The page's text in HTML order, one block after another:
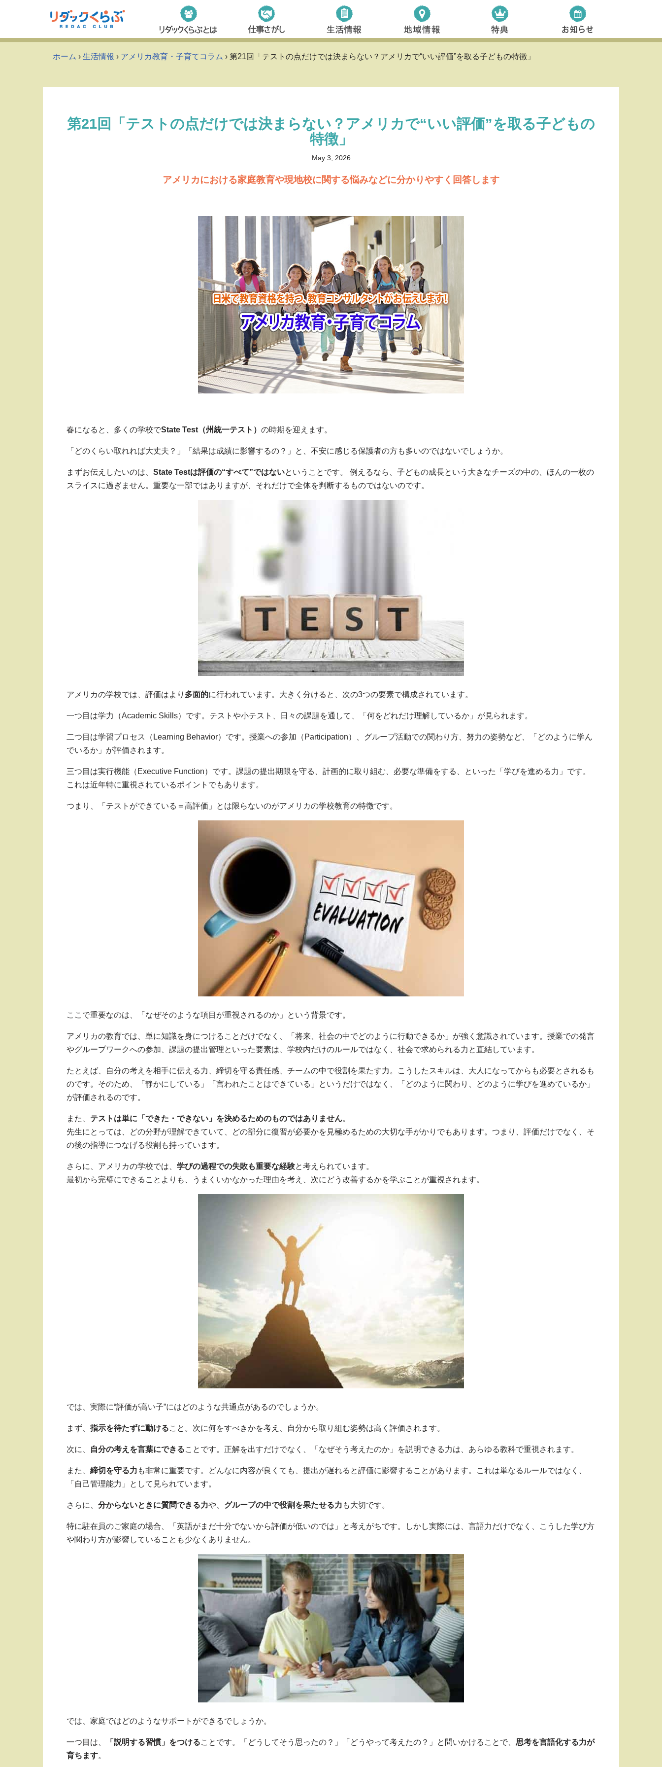
to
ホーム › 生活情報 › アメリカ教育・子育てコラム › 第21回「テストの点だけでは決まらない？アメリカで“いい評価”を取る子どもの特徴」
第21回「テストの点だけでは決まらない？アメリカで“いい評価”を取る子どもの
特徴」
May 3, 2026
アメリカにおける家庭教育や現地校に関する悩みなどに分かりやすく回答します
春になると、多くの学校でState Test （州統一テスト） の時期を迎えます。
「どのくらい取れれば大丈夫？」「結果は成績に影響するの？」と、不安に感じる保護者の方も多いのではないでしょうか。
まずお伝えしたいのは、 State Testは評価の“すべて”ではないということです。 例えるなら、子どもの成長という大きなチーズの中の、ほんの一枚の
スライスに過ぎません。重要な一部ではありますが、それだけで全体を判断するものではないのです。
アメリカの学校では、評価はより 多面的に行われています。大きく分けると、次の3つの要素で構成されています。
一つ目は学力（Academic Skills）です。テストや小テスト、日々の課題を通して、「何をどれだけ理解しているか」が見られます。
二つ目は学習プロセス（Learning Behavior）です。授業への参加（Participation）、グループ活動での関わり方、努力の姿勢など、「どのように学ん
でいるか」が評価されます。
三つ目は実行機能（Executive Function）です。課題の提出期限を守る、計画的に取り組む、必要な準備をする、といった「学びを進める力」です。
これは近年特に重視されているポイントでもあります。
つまり、「テストができている＝高評価」とは限らないのがアメリカの学校教育の特徴です。
ここで重要なのは、「なぜそのような項目が重視されるのか」という背景です。
アメリカの教育では、単に知識を身につけることだけでなく、「将来、社会の中でどのように行動できるか」が強く意識されています。授業での発言
やグループワークへの参加、課題の提出管理といった要素は、学校内だけのルールではなく、社会で求められる力と直結しています。
たとえば、自分の考えを相手に伝える力、締切を守る責任感、チームの中で役割を果たす力。こうしたスキルは、大人になってからも必要とされるも
のです。そのため、「静かにしている」「言われたことはできている」というだけではなく、「どのように関わり、どのように学びを進めているか」
が評価されるのです。
また、 テストは単に「できた・できない」を決めるためのものではありません。
先生にとっては、どの分野が理解できていて、どの部分に復習が必要かを見極めるための大切な手がかりでもあります。つまり、評価だけでなく、そ
の後の指導につなげる役割も持っています。
さらに、アメリカの学校では、 学びの過程での失敗も重要な経験と考えられています。
最初から完璧にできることよりも、うまくいかなかった理由を考え、次にどう改善するかを学ぶことが重視されます。
では、実際に“評価が高い子”にはどのような共通点があるのでしょうか。
まず、 指示を待たずに動けること。次に何をすべきかを考え、自分から取り組む姿勢は高く評価されます。
次に、 自分の考えを言葉にできることです。正解を出すだけでなく、「なぜそう考えたのか」を説明できる力は、あらゆる教科で重視されます。
また、 締切を守る力 も非常に重要です。どんなに内容が良くても、提出が遅れると評価に影響することがあります。これは単なるルールではなく、
「自己管理能力」として見られています。
さらに、 分からないときに質問できる力や、 グループの中で役割を果たせる力 も大切です。
特に駐在員のご家庭の場合、「英語がまだ十分でないから評価が低いのでは」と考えがちです。しかし実際には、言語力だけでなく、こうした学び方
や関わり方が影響していることも少なくありません。
では、家庭ではどのようなサポートができるでしょうか。
一つ目は、 「説明する習慣」をつけることです。「どうしてそう思ったの？」「どうやって考えたの？」と問いかけることで、 思考を言語化する力が
育ちます。